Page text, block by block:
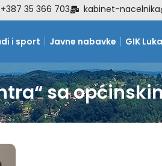
+387 35 366 703 kabinet-
i sport Javne nabavke GIK
sa